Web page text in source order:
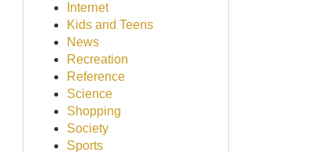
Internet
Kids and Teens
News
Recreation
Reference
Science
Shopping
Society
Sports